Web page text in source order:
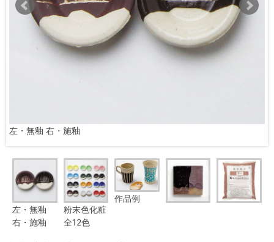
左・無釉 右・施釉
左・無釉
右・施釉
粉末色化粧
全12色
作品例